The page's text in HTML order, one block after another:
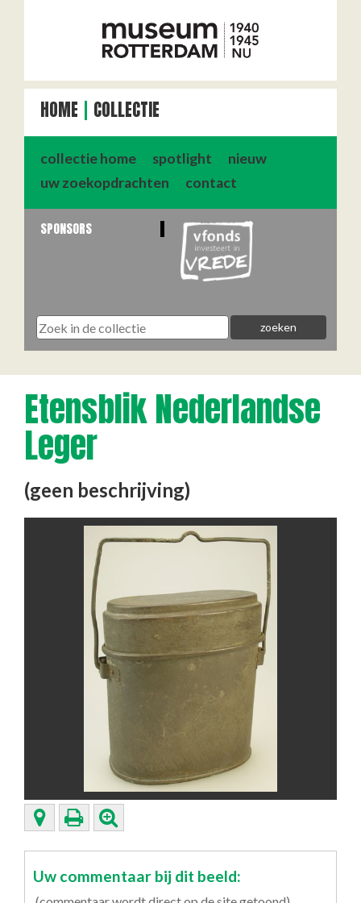
HOME COLLECTIE
collectie home spotlight
nieuw
uw zoekopdrachten
contact
SPONSORS
Etensblik Nederlandse
Leger
(geen beschrijving)
Uw commentaar bij dit beeld: